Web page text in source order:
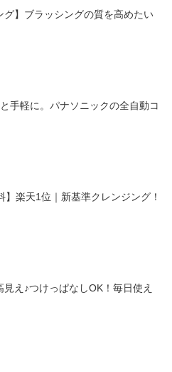
グ】ブラッシングの質を高めたい
手軽に。パナソニックの全自動コ
楽天1位｜新基準クレンジング！
見え♪つけっぱなしOK！毎日使え